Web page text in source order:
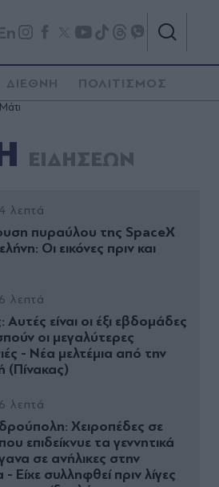
ΔΙΕΘΝΗ ΠΟΛΙΤΙΣΜΟΣ
ΕΙΔΗΣΕΩΝ
λεπτά
πυραύλου της SpaceX
Οι εικόνες πριν και
λεπτά
είναι οι έξι εβδομάδες
οι μεγαλύτερες
- Νέα μελτέμια από την
(Πίνακας)
λεπτά
Χειροπέδες σε
επιδείκνυε τα γεννητικά
σε ανήλικες στην
Eίχε συλληφθεί πριν λίγες